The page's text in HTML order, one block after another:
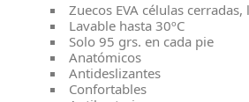
Zuecos EVA células
Lavable hasta 30ºC
Solo 95 grs. en cada pie
Anatómicos
Antideslizantes
Confortables